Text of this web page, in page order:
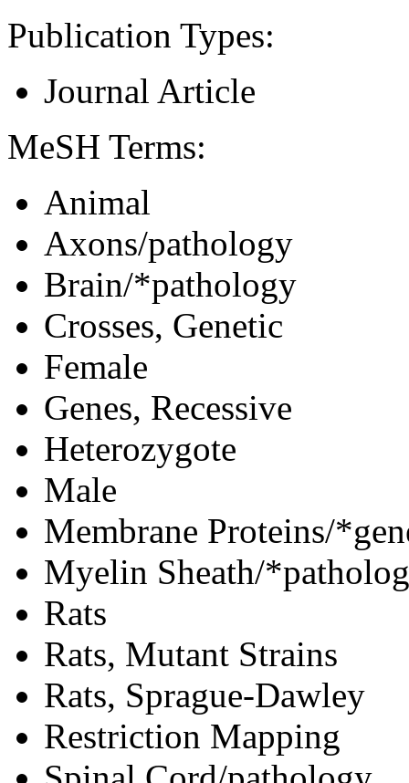
Publication Types:
Journal Article
MeSH Terms:
Animal
Axons/pathology
Brain/*pathology
Crosses, Genetic
Female
Genes, Recessive
Heterozygote
Male
Membrane Proteins/
Myelin Sheath/
Rats
Rats, Mutant Strains
Rats, Sprague-Dawley
Restriction Mapping